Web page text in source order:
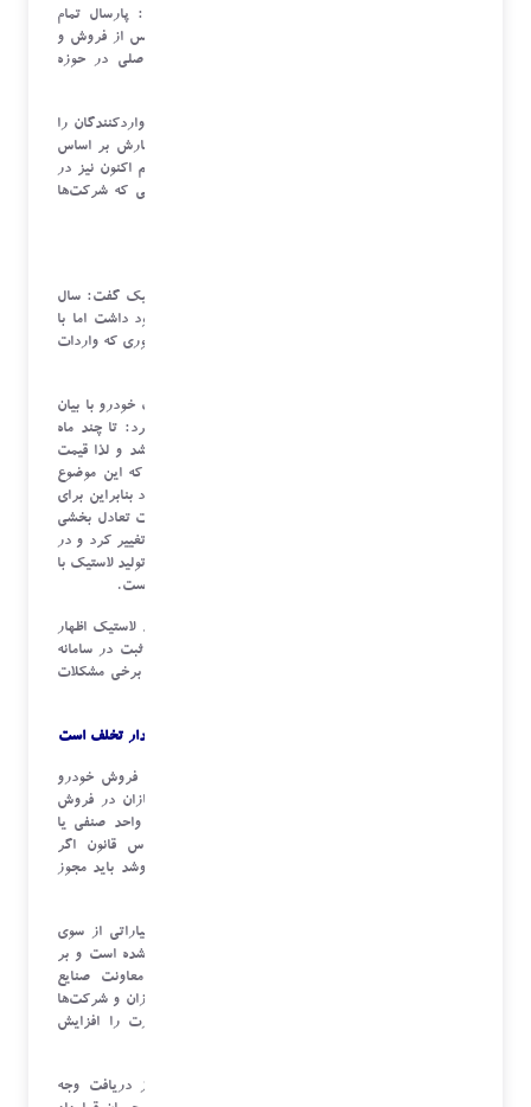
وی در مورد خدمات پس از فروش تلفن همراه گفت: پارسال تمام
واردکنندگان موبایل تعهد دادند نسبت به ارائه خدمات پس از فروش و
شفافیت فروش اقدام کند. در حال حاضر ۳ شرکت اصلی در حوزه
معاون وزیر صمت تصریح کرد: هفته گذشته رتبه بندی واردکنندگان را
تغییر دادیم که در همین راستا مقرر شد میزان ثبت سفارش بر اساس
اقدامات شرکت در حوزه خدمات پس از فروش باشد. هم اکنون نیز در
حال رتبه بندی شرکت‌ها بر همین مبنا هستیم. در صورتی که شرکت‌ها
شاه‌میرزایی در مورد آخرین وضعیت عرضه و توزیع لاستیک گفت: سال
گذشته در توزیع برخی رینگ‌های لاستیک مشکلاتی وجود داشت اما با
تصمیم معاونت تخصصی، واردات لاستیک تسهیل شد به طوری که واردات
معاون تجارت و خدمات وزیر صمت درباره قیمت لاستیک خودرو با بیان
اینکه لاستیک خودرو دارای قیمت مصوب است، اظهار کرد: تا چند ماه
پیش قیمت لاستیک خودرو بر اساس کیلوگرم تعیین می‌شد و لذا قیمت
سایزهای مختلف خودرو به یک نسبت افزایش می‌یافت که این موضوع
مشکلاتی را برای تولید سایزهای کوچک‌تر ایجاد کرده بود بنابراین برای
حل مشکل تولید بر اساس تصمیم قائم مقام وزیر در جهت تعادل بخشی
برای تولید رینگ‌های مختلف لاستیک نحوه قیمت گذاری تغییر کرد و در
نتیجه اکنون شاهد هستیم که وضعیت تولید تغییر کرده و تولید لاستیک با
وی در خصوص سامانه‌های مختلف برای ثبت نام و خرید لاستیک اظهار
کرد: لاستیک مشمول کالای قاچاق است لذا در خصوص ثبت در سامانه
برای خرید و فروش الزاماتی وجود دارد اما معتقدیم که برخی مشکلات
دریافت وجه توسط خودروساز قبل از ارائه قرارداد به خریدار تخلف است
معاون وزیر صمت در خصوص فروش خودرو بیان کرد: فروش خودرو
یک اقدام صنفی است و باید ضوابط صنفی را خودروسازان در فروش
خودرو حتماً رعایت کنند. طبق قانون فروشنده خودرو، واحد صنفی یا
خودروساز باید دارای مجوز صنفی باشد لذا بر اساس قانون اگر
خودروسازی بخواهد به صورت خرده یا عمده خودرو بفروشد باید مجوز
معاون وزیر صمت افزود: بنابراین با توجه به اینکه اختیاراتی از سوی
شورای رقابت به وزارت صمت در خصوص خودرو داده شده است و بر
اساس هماهنگی وزارت صمت با سازمان حمایت و معاونت صنایع
خودرویی مقرر شده تا فروشندگان خودرو یعنی خودروسازان و شرکت‌ها
و نمایندگی‌ها ضوابط صنفی را رعایت کنند و ما نظارت را افزایش
وی افزود: خودروساز در فروش اینترنتی باید قبل از دریافت وجه